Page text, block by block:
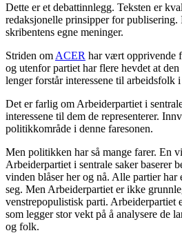
Dette er et debattinnlegg. Teksten er
redaksjonelle prinsipper for publisering.
skribentens egne meninger.
Striden om ACER har vært opprivende
og utenfor partiet har flere hevdet at
lenger forstår interessene til arbeidsfolk
Det er farlig om Arbeiderpartiet i
interessene til dem de representerer.
politikkområde i denne faresonen.
Men politikken har så mange farer. En
Arbeiderpartiet i sentrale saker baserer
vinden blåser her og nå. Alle partier har
seg. Men Arbeiderpartiet er ikke
venstrepopulistisk parti. Arbeiderpartiet
som legger stor vekt på å analysere de
og folk.